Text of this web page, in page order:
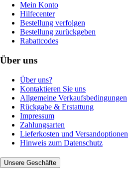
Mein Konto
Hilfecenter
Bestellung verfolgen
Bestellung zurückgeben
Rabattcodes
Über uns
Über uns?
Kontaktieren Sie uns
Allgemeine Verkaufsbedingungen
Rückgabe & Erstattung
Impressum
Zahlungsarten
Lieferkosten und Versandoptionen
Hinweis zum Datenschutz
Unsere Geschäfte